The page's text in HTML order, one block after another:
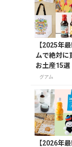
【2025年
ムで絶対に
お土産15選
グアム
【2026年